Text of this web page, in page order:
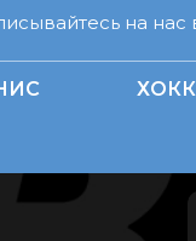
на нас